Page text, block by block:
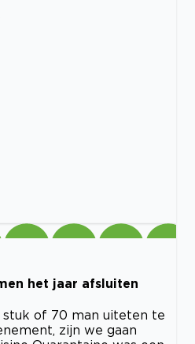
het jaar afsluiten
of 70 man uiteten te
zijn we gaan